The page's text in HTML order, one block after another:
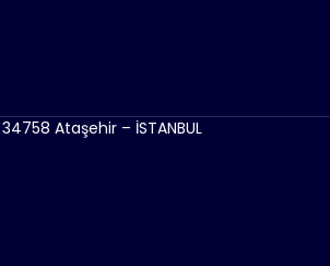
Ataşehir – İSTANBUL